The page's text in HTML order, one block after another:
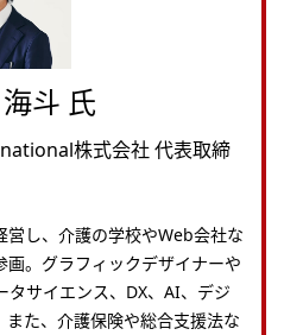
斗 氏
株式会社 代表取締
営し、介護の学校やWeb会社な
画。グラフィックデザイナーや
タサイエンス、DX、AI、デジ
た、介護保険や総合⽀援法な